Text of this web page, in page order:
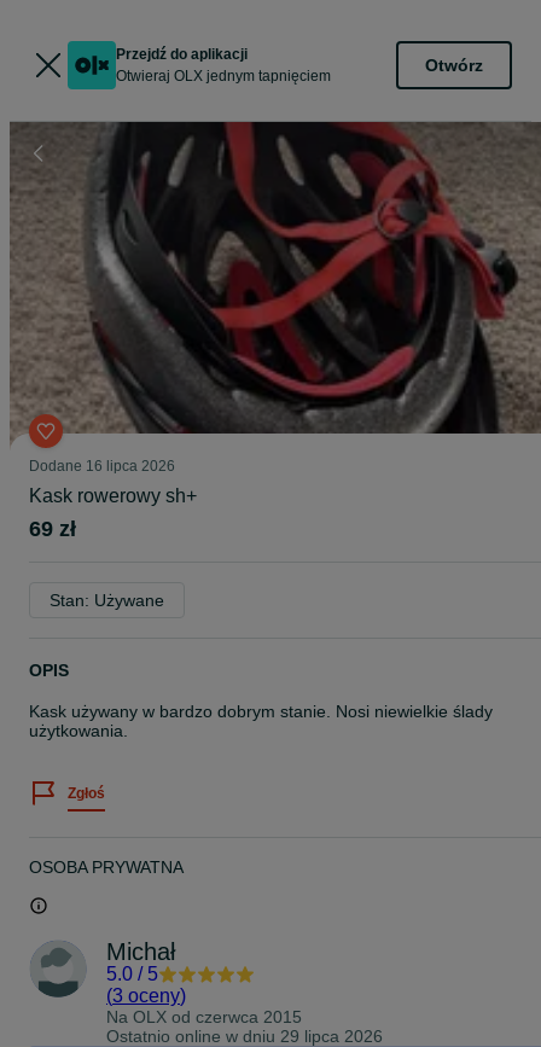
Przejdź do aplikacji
Otwieraj OLX jednym tapnięciem
Otwórz
Dodane 16 lipca 2026
Kask rowerowy sh+
69 zł
Stan: Używane
OPIS
Kask używany w bardzo dobrym stanie. Nosi niewielkie ślady
użytkowania.
Zgłoś
OSOBA PRYWATNA
Michał
5.0 / 5
(3 oceny)
Na OLX od czerwca 2015
Ostatnio online w dniu 29 lipca 2026